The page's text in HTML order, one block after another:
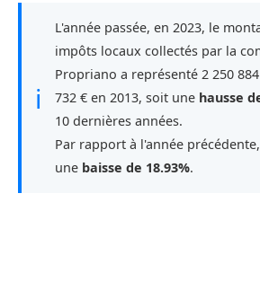
ℹ
L'année passée, en 2023, le
impôts locaux collectés par la
Propriano a représenté 2 250
732 € en 2013, soit une hausse
10 dernières années.
Par rapport à l'année
une baisse de 18.93%.